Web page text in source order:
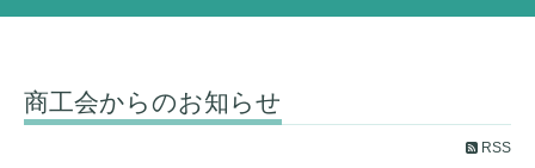
商工会からのお知らせ
RSS